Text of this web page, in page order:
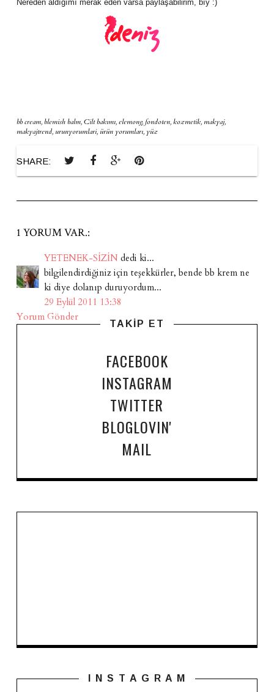
Nereden aldığımı merak eden varsa paylaşabilirim, bıy :)
bb cream,blemish balm,Cilt bakımı,elemong,fondoten,kozmetik, makyaj,
makyajtrend, urunyorumlari, ürün yorumları,yüz
SHARE:
1 YORUM VAR.:
YETENEK-SİZİN dedi ki...
bilgilendirdiğiniz için teşekkürler, bende bb krem ne
ki diye dolanıp duruyordum...
29 Eylül 2011 13:38
Yorum Gönder
TAKİP ET
FACEBOOK
INSTAGRAM
TWITTER
BLOGLOVIN'
MAIL
I N S T A G R A M